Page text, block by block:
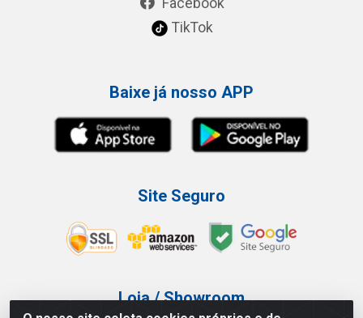
TikTok
Baixe já nosso APP
Site Seguro
Loja / Showroom